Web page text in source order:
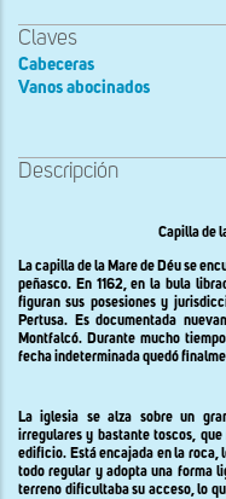
Claves
Cabeceras
Vanos abocinados
Descripción
Capilla de
La capilla de la Mare de Déu se
peñasco. En 1162, en la bula
figuran sus posesiones y
Pertusa. Es documentada
Montfalcó. Durante mucho
fecha indeterminada quedó
La iglesia se alza sobre un
irregulares y bastante toscos,
edificio. Está encajada en la roca,
todo regular y adopta una forma
terreno dificultaba su acceso, lo